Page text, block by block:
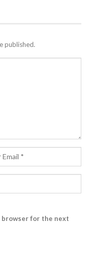
published.
browser for the next